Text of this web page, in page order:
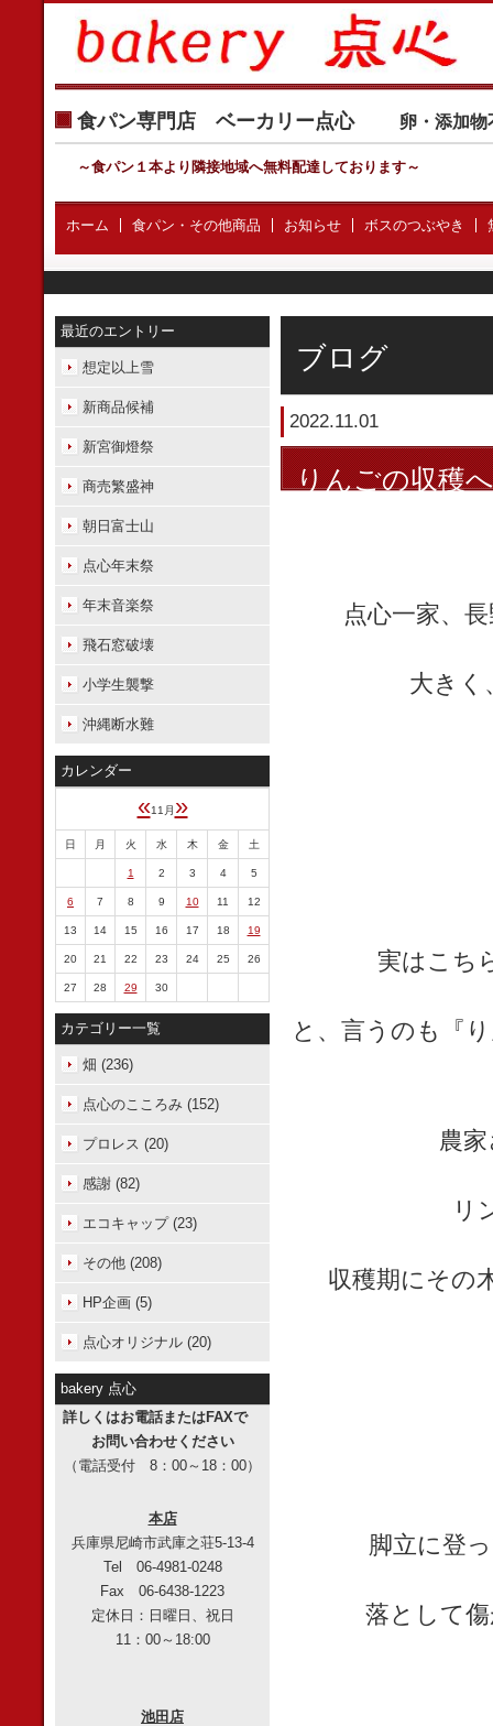
食パン専門店 ベーカリー点心 卵・添加
～食パン１本より隣接地域へ無料配達しております～
ホーム 食パン・その他商品 お知らせ ボスのつぶやき
ブログ
2022.11.01
りんごの収穫へ
点心一家、
大きく
実はこち
と、言うのも『
農
リ
収穫期にその
脚立に登
落として
最近のエントリー
想定以上雪
新商品候補
新宮御燈祭
商売繁盛神
朝日富士山
点心年末祭
年末音楽祭
飛石窓破壊
小学生襲撃
沖縄断水難
カレンダー
«11月 »
日 月 火 水 木 金 土
1 2 3 4 5
6 7 8 9 10 11 12
13 14 15 16 17 18 19
20 21 22 23 24 25 26
27 28 29 30
カテゴリー一覧
畑 (236)
点心のこころみ (152)
プロレス (20)
感謝 (82)
エコキャップ (23)
その他 (208)
HP企画 (5)
点心オリジナル (20)
bakery 点心
詳しくはお電話またはFAXで
お問い合わせください
（電話受付 8：00～18：00）
本店
兵庫県尼崎市武庫之荘5-13-4
Tel 06-4981-0248
Fax 06-6438-1223
定休日：日曜日、祝日
11：00～18:00
池田店